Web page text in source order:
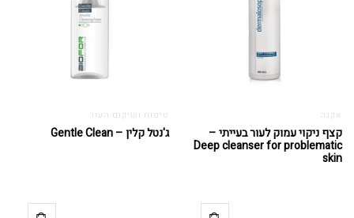
אקנה
קצף ניקוי עמוק לעור בעייתי –
Deep cleanser for problematic
skin
טיפוח ושיקום העור
ג'נטל קלין – Gentle Clean